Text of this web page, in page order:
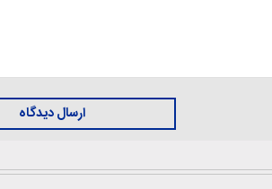
ارسال دیدگاه